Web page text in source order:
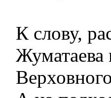
К слову,
Жуматаева